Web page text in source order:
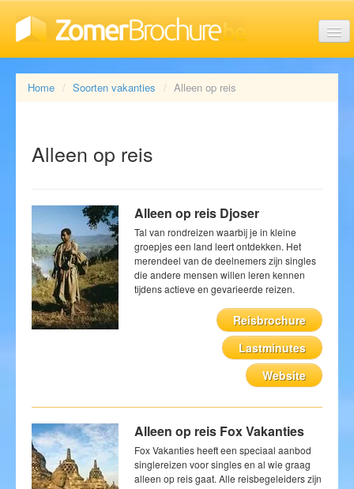
Last minute vakanties
Aanbiedingen
Reisorganisaties
Soorten vakanties
Brochures
Home Soorten vakanties Alleen op reis
Alleen op reis
Alleen op reis Djoser
Tal van rondreizen waarbij je in kleine
groepjes een land leert ontdekken. Het
merendeel van de deelnemers zijn singles
die andere mensen willen leren kennen
tijdens actieve en gevarieerde reizen.
Reisbrochure
Lastminutes
Website
Alleen op reis Fox Vakanties
Fox Vakanties heeft een speciaal aanbod
singlereizen voor singles en al wie graag
alleen op reis gaat. Alle reisbegeleiders zijn